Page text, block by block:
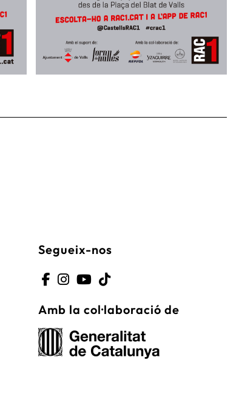
Segueix-nos
Amb la col·laboració de